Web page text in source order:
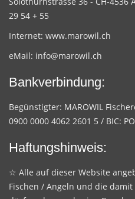
29 54 + 55
Internet: www.marowil.ch
eMail: info@marowil.ch
Bankverbindung:
Begünstigter: MAROWIL
0900 0000 4062 2601 5 / BIC:
Haftungshinweis:
☆ Alle auf dieser Website
Fischen / Angeln und die